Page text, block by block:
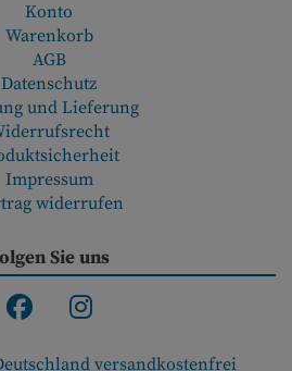
Konto
Warenkorb
AGB
Datenschutz
und Lieferung
Impressum
widerrufen
Sie uns
versandkostenfrei